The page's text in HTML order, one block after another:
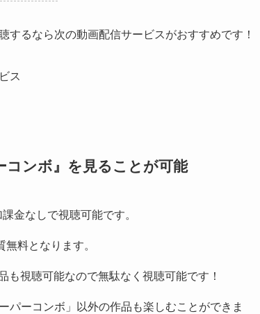
するなら次の動画配信サービスがおすすめです！
ス
ンボ』 を見ることが可能
金なしで視聴可能です。
料となります。
視聴可能なので無駄なく視聴可能です！
パーコンボ」以外の作品も楽しむことができま